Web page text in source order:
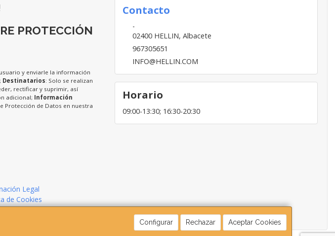
Configurar Rechazar Aceptar Cookies
PROTECCIÓN
y enviarle la información
Destinatarios: Solo se realizan
rectificar y suprimir, así
adicional; Información
Protección de Datos en nuestra
Legal
de Cookies
de Pago
Contacto
-
02400 HELLIN, Albacete
967305651
INFO@HELLIN.COM
Horario
09:00-13:30; 16:30-20:30